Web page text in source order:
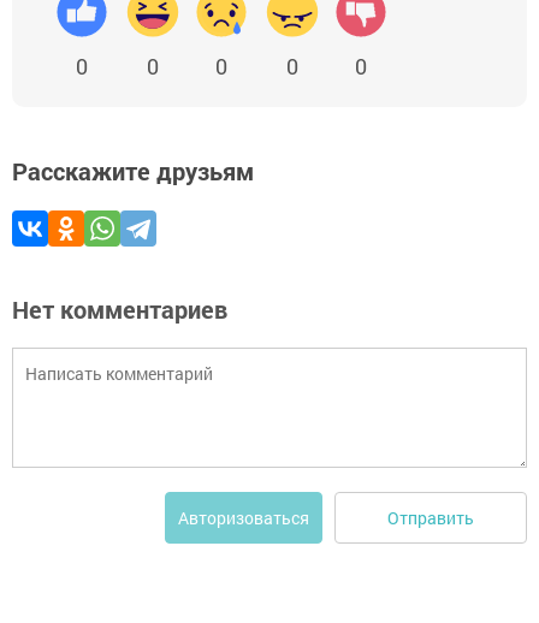
0 0 0 0 0
Расскажите друзьям
Нет комментариев
Авторизоваться Отправить